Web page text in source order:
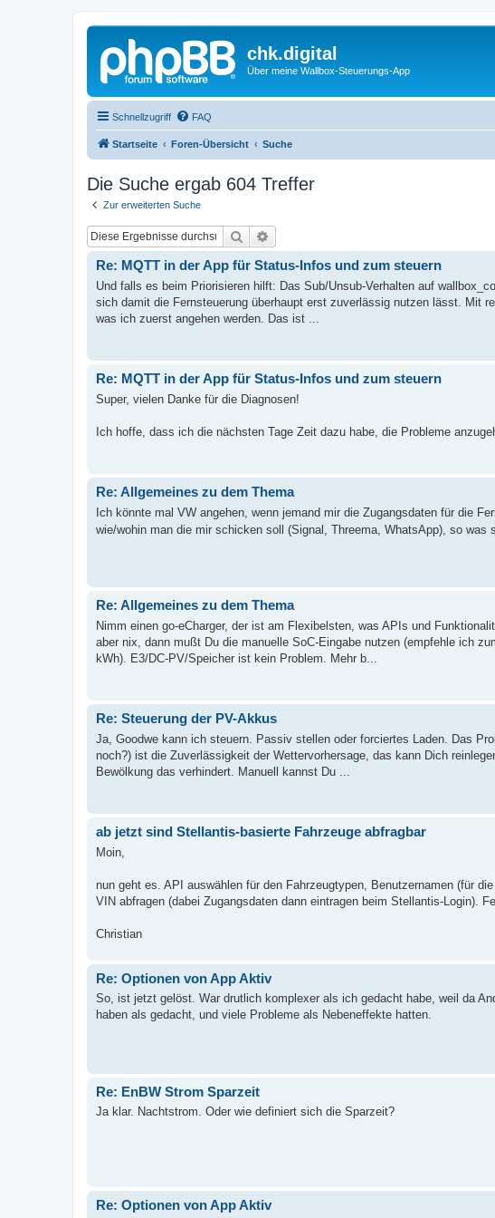
chk.digital
Über meine Wallbox-Steuerungs-App
Schnellzugriff FAQ
Startseite Foren-Übersicht Suche
Die Suche ergab 604 Treffer
Zur erweiterten Suche
Suche
Re: MQTT in der App für Status-Infos und zum steuern
Und falls es beim Priorisieren hilft: Das Sub/Unsub-Verhalten auf
sich damit die Fernsteuerung überhaupt erst zuverlässig nutzen lässt. Mit
was ich zuerst angehen werden. Das ist ...
Re: MQTT in der App für Status-Infos und zum steuern
Super, vielen Danke für die Diagnosen!
Ich hoffe, dass ich die nächsten Tage Zeit dazu habe, die Probleme
Re: Allgemeines zu dem Thema
Ich könnte mal VW angehen, wenn jemand mir die Zugangsdaten für die
wie/wohin man die mir schicken soll (Signal, Threema, WhatsApp), so was
Re: Allgemeines zu dem Thema
Nimm einen go-eCharger, der ist am Flexibelsten, was APIs und
aber nix, dann mußt Du die manuelle SoC-Eingabe nutzen (empfehle ich
kWh). E3/DC-PV/Speicher ist kein Problem. Mehr b...
Re: Steuerung der PV-Akkus
Ja, Goodwe kann ich steuern. Passiv stellen oder forciertes Laden. Das
noch?) ist die Zuverlässigkeit der Wettervorhersage, das kann Dich
Bewölkung das verhindert. Manuell kannst Du ...
ab jetzt sind Stellantis-basierte Fahrzeuge abfragbar
Moin,
nun geht es. API auswählen für den Fahrzeugtypen, Benutzernamen (für
VIN abfragen (dabei Zugangsdaten dann eintragen beim Stellantis-Login).
Christian
Re: Optionen von App Aktiv
So, ist jetzt gelöst. War drutlich komplexer als ich gedacht habe, weil da
haben als gedacht, und viele Probleme als Nebeneffekte hatten.
Re: EnBW Strom Sparzeit
Ja klar. Nachtstrom. Oder wie definiert sich die Sparzeit?
Re: Optionen von App Aktiv